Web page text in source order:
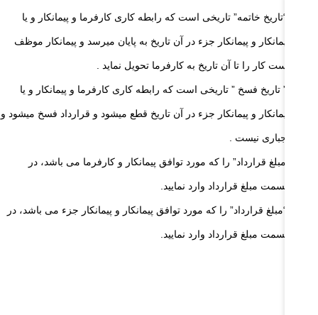
“تاریخ خاتمه” تاریخی است که رابطه کاری کارفرما و پیمانکار و یا
پیمانکار و پیمانکار جزء در آن تاریخ به پایان میرسد و پیمانکار موظف
است کار را تا آن تاریخ به کارفرما تحویل نماید .
” تاریخ فسخ ” تاریخی است که رابطه کاری کارفرما و پیمانکار و یا
پیمانکار و پیمانکار جزء در آن تاریخ قطع میشود و قرارداد فسخ میشود و
اجباری نیست .
“مبلغ قرارداد” را که مورد توافق پیمانکار و کارفرما می باشد، در
قسمت مبلغ قرارداد وارد نمایید.
“مبلغ قرارداد” را که مورد توافق پیمانکار و پیمانکار جزء می باشد، در
قسمت مبلغ قرارداد وارد نمایید.